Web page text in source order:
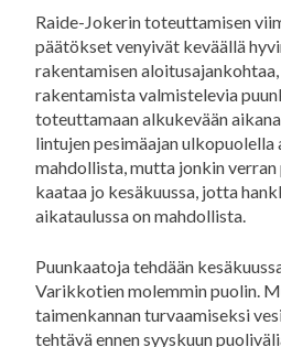
Raide-Jokerin toteuttamisen
päätökset venyivät keväällä
rakentamisen
rakentamista valmistelevia
toteuttamaan alkukevään
lintujen pesimäajan ulkopuolella
mahdollista, mutta jonkin
kaataa jo kesäkuussa, jotta
aikataulussa on mahdollista.
Puunkaatoja tehdään
Varikkotien molemmin puolin.
taimenkannan turvaamiseksi
tehtävä ennen syyskuun